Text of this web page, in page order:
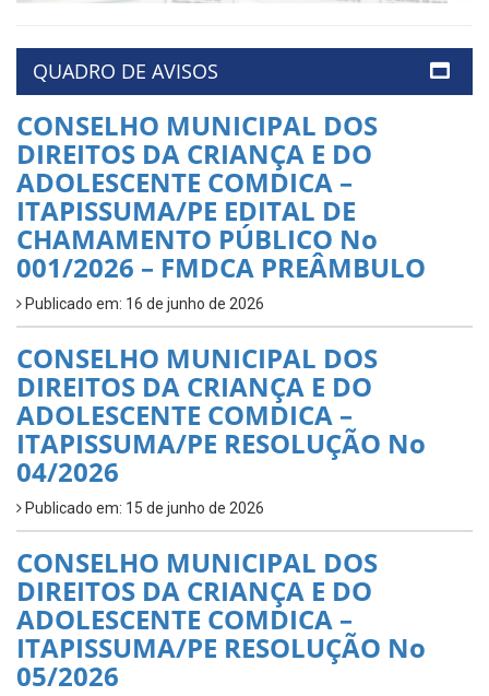
QUADRO DE AVISOS
CONSELHO MUNICIPAL DOS
DIREITOS DA CRIANÇA E DO
ADOLESCENTE COMDICA –
ITAPISSUMA/PE EDITAL DE
CHAMAMENTO PÚBLICO No
001/2026 – FMDCA PREÂMBULO
Publicado em: 16 de junho de 2026
CONSELHO MUNICIPAL DOS
DIREITOS DA CRIANÇA E DO
ADOLESCENTE COMDICA –
ITAPISSUMA/PE RESOLUÇÃO No
04/2026
Publicado em: 15 de junho de 2026
CONSELHO MUNICIPAL DOS
DIREITOS DA CRIANÇA E DO
ADOLESCENTE COMDICA –
ITAPISSUMA/PE RESOLUÇÃO No
05/2026